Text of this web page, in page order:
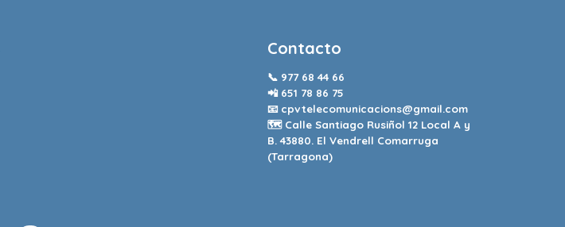
Contacto
📞 977 68 44 66
📲 651 78 86 75
📧 cpvtelecomunicacions@gmail.com
🗺️ Calle Santiago Rusiñol 12 Local A y
B. 43880. El Vendrell Comarruga
(Tarragona)